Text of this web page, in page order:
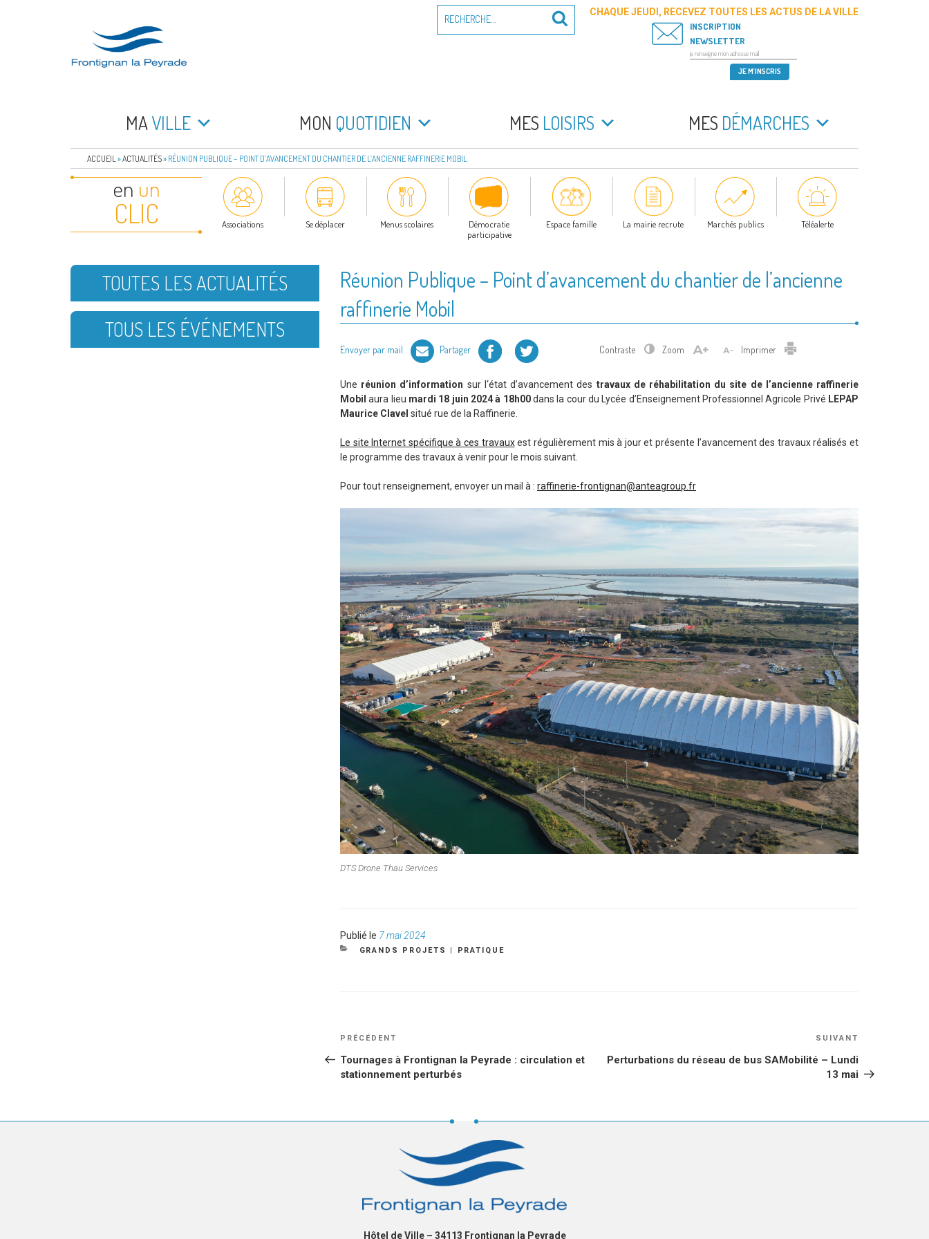
FRONTIGNAN LA PEYRADE
pour
Recherche
CHAQUE JEUDI, RECEVEZ TOUTES LES ACTUS DE LA VILLE
INSCRIPTION
NEWSLETTER
MAVILLE MON QUOTIDIEN MES LOISIRS MES DÉMARCHES
ACCUEIL »ACTUALITÉS» RÉUNION PUBLIQUE – POINT D’AVANCEMENT DU CHANTIER DE L’ANCIENNE RAFFINERIE MOBIL
en un
CLIC Associations Se déplacer Menus scolaires
Démocratie
participative
Espace famille La mairie recrute Marchés publics Téléalerte
Réunion Publique – Point d’avancement du chantier de l’ancienne
raffinerie Mobil
Envoyer par mail Partager Facebook Twitter Contraste Zoom Imprimer Imprimer
Une réunion d’information sur l‘état d’avancement des travaux de réhabilitation du site de l’ancienne raffinerie
Mobilaura lieu mardi 18 juin 2024 à 18h00dans la cour du Lycée d’Enseignement Professionnel Agricole Privé LEPAP
Maurice Clavel situé rue de la Raffinerie.
Le site Internet spécifique à ces travauxest régulièrement mis à jour et présente l’avancement des travaux réalisés et
le programme des travaux à venir pour le mois suivant.
Pour tout renseignement, envoyer un mail à : raffinerie-frontignan@anteagroup.fr
DTS Drone Thau Services
Publié le Publié
le
7 mai 2024
CATÉGORIES
GRANDS PROJETS | PRATIQUE
NAVIGATION
DE
L’ARTICLE
Article
PRÉCÉDENT
Tournages à Frontignan la Peyrade : circulation et
stationnement perturbés
SUIVANT
Perturbations du réseau de bus SAMobilité – Lundi
13 mai
TOUTES LES ACTUALITÉS
TOUS LES ÉVÉNEMENTS
Hôtel de Ville – 34113 Frontignan la Peyrade